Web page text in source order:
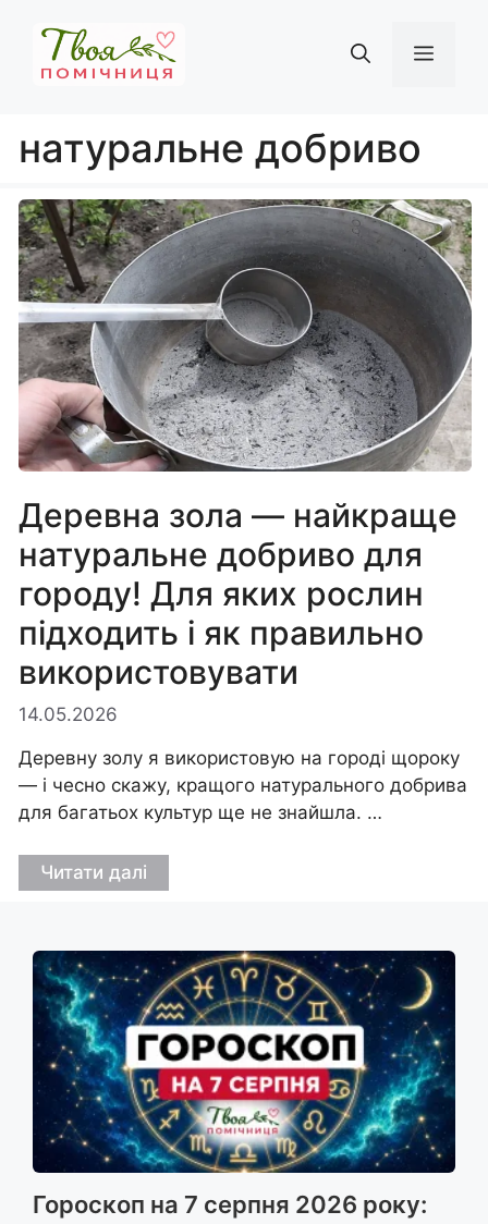
вмісту
натуральне добриво
Деревна зола — найкраще
натуральне добриво для
городу! Для яких рослин
підходить і як правильно
використовувати
14.05.2026
Деревну золу я використовую на городі щороку
— і чесно скажу, кращого натурального добрива
для багатьох культур ще не знайшла. …
Читати далі
Гороскоп на 7 серпня 2026 року: